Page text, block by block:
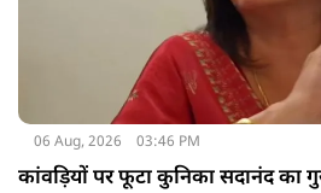
06 Aug, 2026 03:46 PM
कांवड़ियों पर फूटा कुनिका सदानंद का